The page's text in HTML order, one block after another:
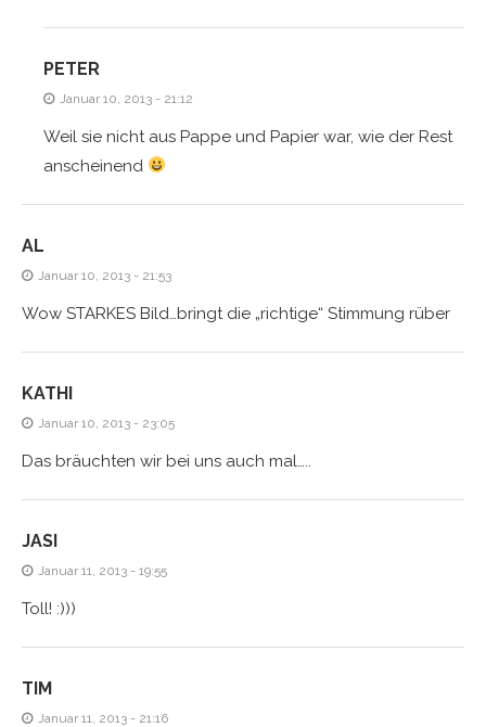
PETER
Januar 10, 2013 - 21:12
Weil sie nicht aus Pappe und Papier war, wie der Rest
anscheinend
AL
Januar 10, 2013 - 21:53
Wow STARKES Bild…bringt die „richtige“ Stimmung rüber
KATHI
Januar 10, 2013 - 23:05
Das bräuchten wir bei uns auch mal…..
JASI
Januar 11, 2013 - 19:55
Toll! :)))
TIM
Januar 11, 2013 - 21:16